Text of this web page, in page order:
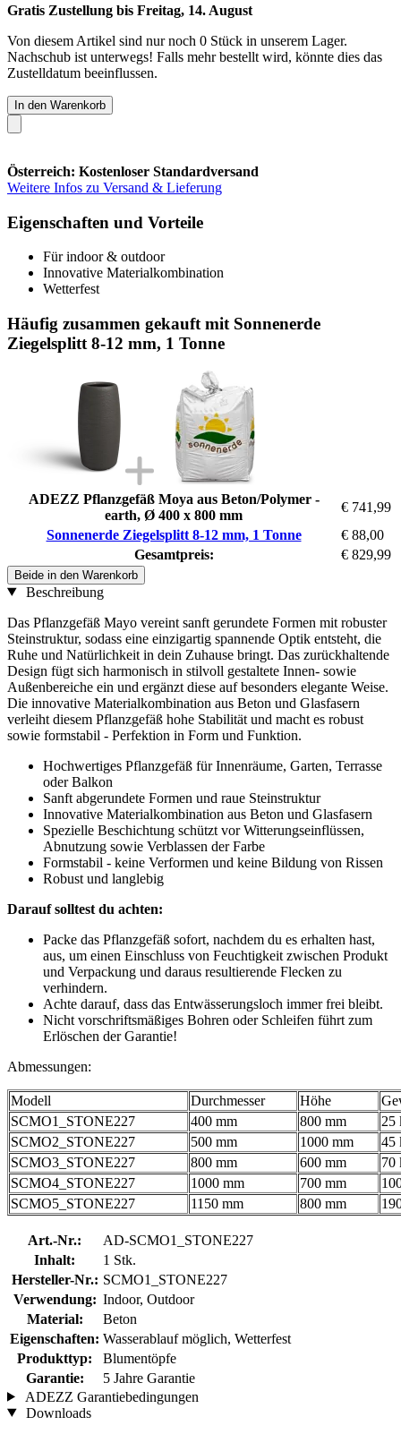
Gratis Zustellung bis Freitag, 14. August
Von diesem Artikel sind nur noch 0 Stück in unserem Lager.
Nachschub ist unterwegs! Falls mehr bestellt wird, könnte dies das
Zustelldatum beeinflussen.
In den Warenkorb
Österreich: Kostenloser Standardversand
Weitere Infos zu Versand & Lieferung
Eigenschaften und Vorteile
Für indoor & outdoor
Innovative Materialkombination
Wetterfest
Häufig zusammen gekauft mit Sonnenerde
Ziegelsplitt 8-12 mm, 1 Tonne
ADEZZ Pflanzgefäß Moya aus Beton/Polymer -
earth, Ø 400 x 800 mm
€ 741,99
Sonnenerde Ziegelsplitt 8-12 mm, 1 Tonne
€ 88,00
Gesamtpreis:
€ 829,99
Beide in den Warenkorb
Beschreibung
Das Pflanzgefäß Mayo vereint sanft gerundete Formen mit robuster
Steinstruktur, sodass eine einzigartig spannende Optik entsteht, die
Ruhe und Natürlichkeit in dein Zuhause bringt. Das zurückhaltende
Design fügt sich harmonisch in stilvoll gestaltete Innen- sowie
Außenbereiche ein und ergänzt diese auf besonders elegante Weise.
Die innovative Materialkombination aus Beton und Glasfasern
verleiht diesem Pflanzgefäß hohe Stabilität und macht es robust
sowie formstabil - Perfektion in Form und Funktion.
Hochwertiges Pflanzgefäß für Innenräume, Garten, Terrasse
oder Balkon
Sanft abgerundete Formen und raue Steinstruktur
Innovative Materialkombination aus Beton und Glasfasern
Spezielle Beschichtung schützt vor Witterungseinflüssen,
Abnutzung sowie Verblassen der Farbe
Formstabil - keine Verformen und keine Bildung von Rissen
Robust und langlebig
Darauf solltest du achten:
Packe das Pflanzgefäß sofort, nachdem du es erhalten hast,
aus, um einen Einschluss von Feuchtigkeit zwischen Produkt
und Verpackung und daraus resultierende Flecken zu
verhindern.
Achte darauf, dass das Entwässerungsloch immer frei bleibt.
Nicht vorschriftsmäßiges Bohren oder Schleifen führt zum
Erlöschen der Garantie!
Abmessungen:
Modell Durchmesser Höhe
SCMO1_STONE227
400 mm 800 mm
25
SCMO2_STONE227
500 mm 1000 mm
45
SCMO3_STONE227
800 mm 600 mm
70
SCMO4_STONE227
1000 mm 700 mm
SCMO5_STONE227
1150 mm 800 mm
Art.-Nr.:
AD-SCMO1_STONE227
Inhalt:
1 Stk.
Hersteller-Nr.: SCMO1_STONE227
Verwendung: Indoor, Outdoor
Material:
Beton
Eigenschaften: Wasserablauf möglich, Wetterfest
Produkttyp:
Blumentöpfe
Garantie:
5 Jahre Garantie
ADEZZ Garantiebedingungen
Downloads